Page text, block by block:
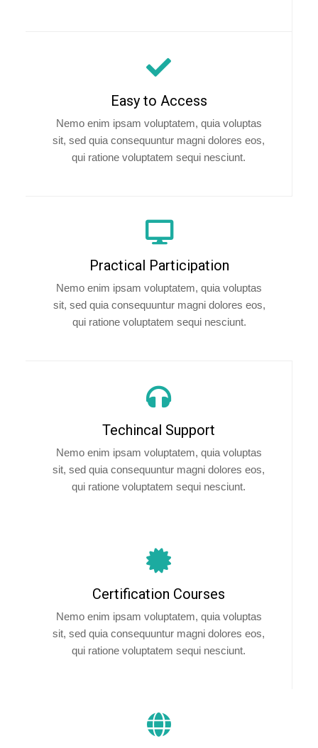
Easy to Access
Nemo enim ipsam voluptatem, quia voluptas
sit, sed quia consequuntur magni dolores eos,
qui ratione voluptatem sequi nesciunt.
Practical Participation
Nemo enim ipsam voluptatem, quia voluptas
sit, sed quia consequuntur magni dolores eos,
qui ratione voluptatem sequi nesciunt.
Techincal Support
Nemo enim ipsam voluptatem, quia voluptas
sit, sed quia consequuntur magni dolores eos,
qui ratione voluptatem sequi nesciunt.
Certification Courses
Nemo enim ipsam voluptatem, quia voluptas
sit, sed quia consequuntur magni dolores eos,
qui ratione voluptatem sequi nesciunt.